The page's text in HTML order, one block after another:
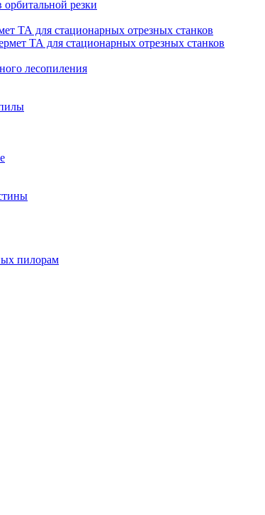
резки
ТА для стационарных отрезных станков
ТА для стационарных отрезных станков
лесопиления
пилорам